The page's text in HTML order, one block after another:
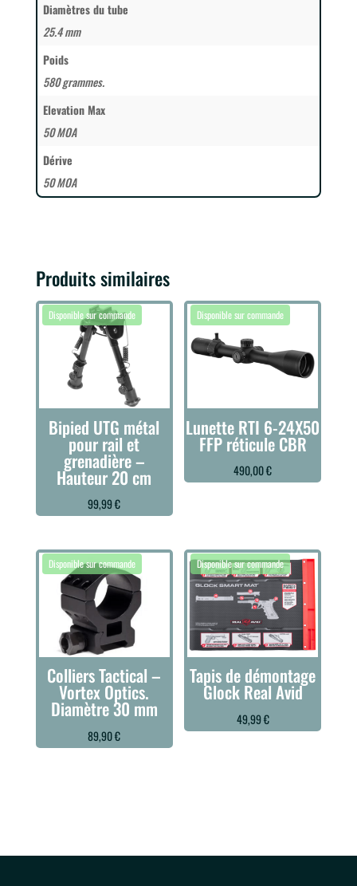
Diamètres du tube
25.4 mm
Poids
580 grammes.
Elevation Max
50 MOA
Dérive
50 MOA
Produits similaires
Bipied UTG métal
pour rail et
grenadière –
Hauteur 20 cm
99,99€
Lunette RTI 6-24X50
FFP réticule CBR
490,00€
Colliers Tactical –
Vortex Optics.
Diamètre 30 mm
89,90€
Tapis de démontage
Glock Real Avid
49,99€